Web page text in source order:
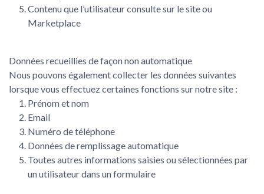
Contenu que l’utilisateur consulte sur le site ou
Marketplace
Données recueillies de façon non automatique
Nous pouvons également collecter les données suivantes
lorsque vous effectuez certaines fonctions sur notre site :
Prénom et nom
Email
Numéro de téléphone
Données de remplissage automatique
Toutes autres informations saisies ou sélectionnées par
un utilisateur dans un formulaire